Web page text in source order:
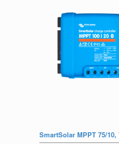
SmartSolar MPPT 75/10,